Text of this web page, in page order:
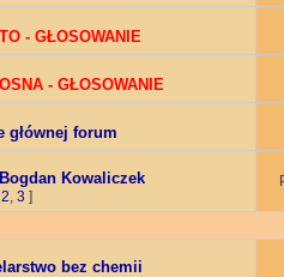
- GŁOSOWANIE
- GŁOSOWANIE
głównej forum
Kowaliczek
2, 3 ]
bez chemii